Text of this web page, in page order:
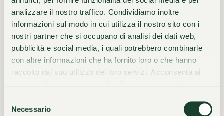
analizzare il nostro traffico. Condividiamo inoltre
informazioni sul modo in cui utilizza il nostro sito con i
nostri partner che si occupano di analisi dei dati web,
pubblicità e social media, i quali potrebbero combinarle
con altre informazioni che ha fornito loro o che hanno
raccolto dal suo utilizzo dei loro servizi. Acconsenta ai
delNecessario
Il ristorante accoglie anche ospiti esterni: per garantirti
la miglior esperienza, ti consigliamo di prenotare in
anticipo.
PRENOTA UN TAVOLO